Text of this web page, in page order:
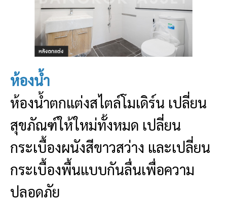
ห้องน้ำ
ห้องน้ำตกแต่งสไตล์โมเดิร์น เปลี่ยน
สุขภัณฑ์ให้ใหม่ทั้งหมด เปลี่ยน
กระเบื้องผนังสีขาวสว่าง และเปลี่ยน
กระเบื้องพื้นแบบกันลื่นเพื่อความ
ปลอดภัย